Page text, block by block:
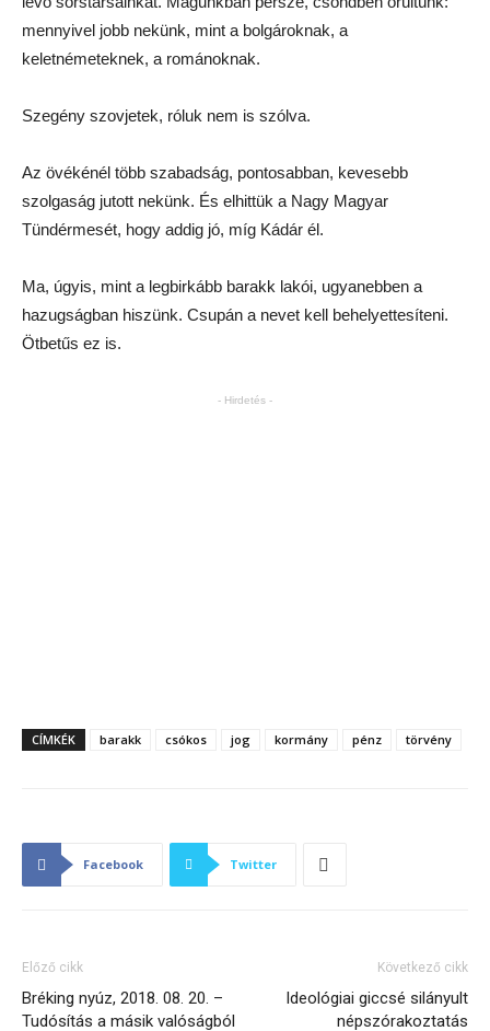
mennyivel jobb nekünk, mint a bolgároknak, a
keletnémeteknek, a románoknak.
Szegény szovjetek, róluk nem is szólva.
Az övékénél több szabadság, pontosabban, kevesebb
szolgaság jutott nekünk. És elhittük a Nagy Magyar
Tündérmesét, hogy addig jó, míg Kádár él.
Ma, úgyis, mint a legbirkább barakk lakói, ugyanebben a
hazugságban hiszünk. Csupán a nevet kell behelyettesíteni.
Ötbetűs ez is.
- Hirdetés -
CÍMKÉK barakk csókos jog kormány pénz törvény
Facebook Twitter
Előző cikk
Bréking nyúz, 2018. 08. 20. –
Tudósítás a másik valóságból
Következő cikk
Ideológiai giccsé silányult
népszórakoztatás